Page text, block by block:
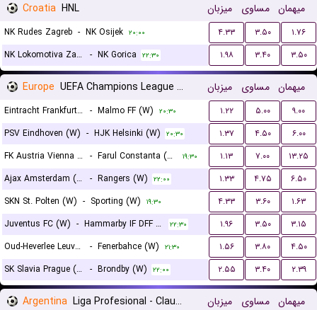
Croatia HNL میزبان مساوی میهمان
NK Rudes Zagreb - NK Osijek ۲۰:۰۰ ۴.۳۳ ۳.۵۰
۱.۷۶
NK Lokomotiva Zagreb
- NK Gorica ۲۲:۳۰ ۱.۹۸ ۳.۴۰ ۳.۵۰
Europe UEFA Champions League Women Qualification میزبان مساوی میهمان
Eintracht Frankfurt (W) - Malmo FF (W) ۲۰:۳۰ ۱.۲۲ ۵.۰۰
۹.۰۰
PSV Eindhoven (W) - HJK Helsinki (W) ۲۰:۳۰ ۱.۳۷ ۴.۵۰
۶.۰۰
FK Austria Vienna (W) - Farul Constanta (W) ۱۹:۳۰ ۱.۱۳ ۷.۰۰
۱۳.۲۵
Ajax Amsterdam (W)
- Rangers (W) ۲۲:۰۰ ۱.۳۳ ۴.۷۵
۶.۵۰
SKN St. Polten (W) - Sporting (W) ۱۹:۳۰ ۴.۳۳ ۳.۶۰
۱.۶۳
Juventus FC (W) - Hammarby IF DFF (W) ۲۲:۳۰ ۱.۹۶ ۳.۵۰
۳.۱۵
Oud-Heverlee Leuven (W)
- Fenerbahce (W) ۲۱:۳۰ ۱.۵۶ ۳.۸۰
۴.۵۰
SK Slavia Prague (W)
- Brondby (W) ۲۲:۰۰ ۲.۵۵ ۳.۴۰ ۲.۳۹
Argentina Liga Profesional - Clausura میزبان مساوی میهمان